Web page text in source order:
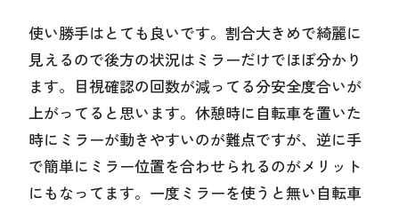
使い勝手はとても良いです。割合大きめで綺麗に
見えるので後方の状況はミラーだけでほぼ分かり
ます。目視確認の回数が減ってる分安全度合いが
上がってると思います。休憩時に自転車を置いた
時にミラーが動きやすいのが難点ですが、逆に手
で簡単にミラー位置を合わせられるのがメリット
にもなってます。一度ミラーを使うと無い自転車